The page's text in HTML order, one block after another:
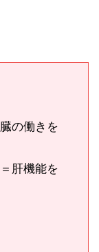
の働きを
肝機能を